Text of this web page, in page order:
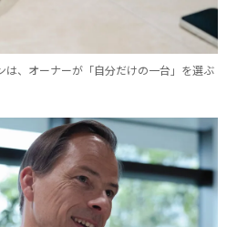
は、オーナーが「自分だけの一台」を選ぶ